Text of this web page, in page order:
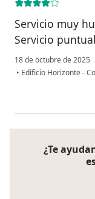
Servicio muy
Servicio
18 de octubre de 2025
• Edificio Horizonte -
¿Te